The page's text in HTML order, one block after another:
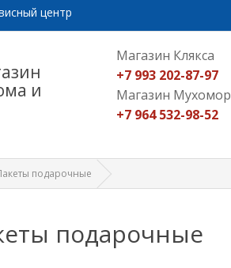
центр
и
Магазин Клякса
+7 993 202-87-97
Магазин Мухомор
+7 964 532-98-52
подарочные
подарочные